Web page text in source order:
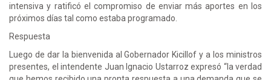
intensiva y ratificó el compromiso de enviar más aportes en los
próximos días tal como estaba programado.
Respuesta
Luego de dar la bienvenida al Gobernador Kicillof y a los ministros
presentes, el intendente Juan Ignacio Ustarroz expresó “la verdad